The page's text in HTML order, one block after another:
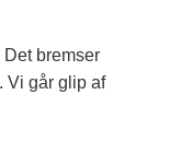
Det bremser
Vi går glip af